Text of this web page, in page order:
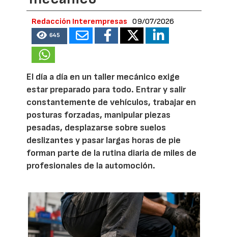
Redacción Interempresas 09/07/2026
645
El día a día en un taller mecánico exige
estar preparado para todo. Entrar y salir
constantemente de vehículos, trabajar en
posturas forzadas, manipular piezas
pesadas, desplazarse sobre suelos
deslizantes y pasar largas horas de pie
forman parte de la rutina diaria de miles de
profesionales de la automoción.